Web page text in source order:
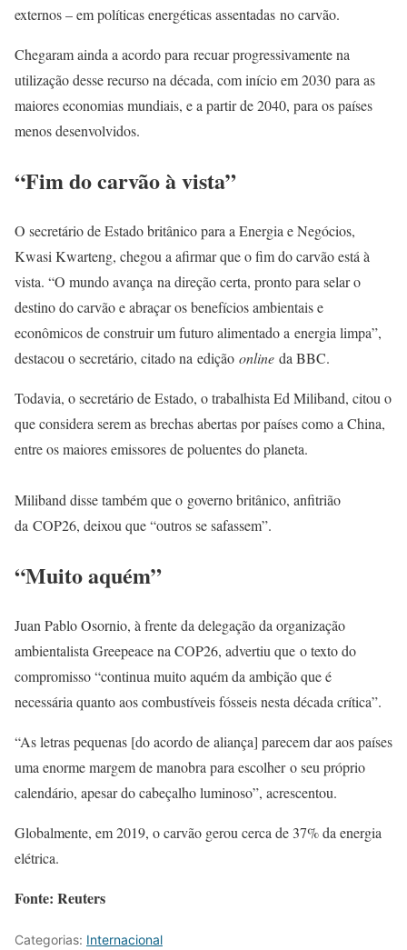
externos – em políticas energéticas assentadas no carvão.
Chegaram ainda a acordo para recuar progressivamente na
utilização desse recurso na década, com início em 2030 para as
maiores economias mundiais, e a partir de 2040, para os países
menos desenvolvidos.
“Fim do carvão à vista”
O secretário de Estado britânico para a Energia e Negócios,
Kwasi Kwarteng, chegou a afirmar que o fim do carvão está à
vista. “O mundo avança na direção certa, pronto para selar o
destino do carvão e abraçar os benefícios ambientais e
econômicos de construir um futuro alimentado a energia limpa”,
destacou o secretário, citado na edição online da BBC.
Todavia, o secretário de Estado, o trabalhista Ed Miliband, citou o
que considera serem as brechas abertas por países como a China,
entre os maiores emissores de poluentes do planeta.
Miliband disse também que o governo britânico, anfitrião
da COP26, deixou que “outros se safassem”.
“Muito aquém”
Juan Pablo Osornio, à frente da delegação da organização
ambientalista Greepeace na COP26, advertiu que o texto do
compromisso “continua muito aquém da ambição que é
necessária quanto aos combustíveis fósseis nesta década crítica”.
“As letras pequenas [do acordo de aliança] parecem dar aos países
uma enorme margem de manobra para escolher o seu próprio
calendário, apesar do cabeçalho luminoso”, acrescentou.
Globalmente, em 2019, o carvão gerou cerca de 37% da energia
elétrica.
Fonte: Reuters
Categorias: Internacional